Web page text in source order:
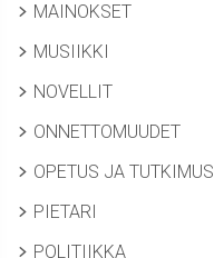
MAINOKSET
MUSIIKKI
NOVELLIT
ONNETTOMUUDET
OPETUS JA TUTKIMUS
PIETARI
POLITIIKKA